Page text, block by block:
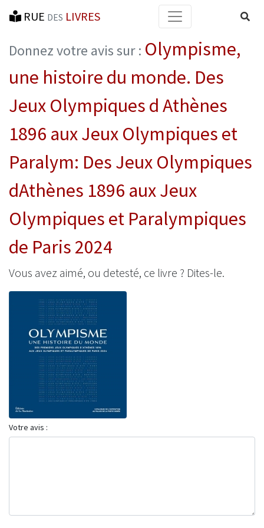
RUE DES LIVRES
Donnez votre avis sur : Olympisme,
une histoire du monde. Des
Jeux Olympiques d Athènes
1896 aux Jeux Olympiques et
Paralym: Des Jeux Olympiques
dAthènes 1896 aux Jeux
Olympiques et Paralympiques
de Paris 2024
Vous avez aimé, ou detesté, ce livre ? Dites-le.
Votre avis :